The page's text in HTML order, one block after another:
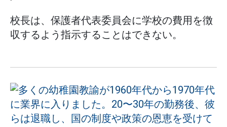
校長は、保護者代表委員会に学校の費用を徴
収するよう指示することはできない。